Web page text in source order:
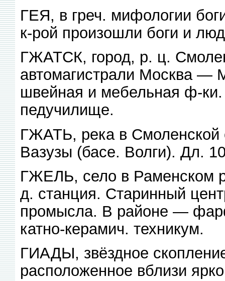
ГЕЯ, в греч. мифологии
к-рой произошли боги и
ГЖАТСК, город, р. ц.
автомагистрали Москва —
швейная и мебельная ф-
педучилище.
ГЖАТЬ, река в
Вазузы (басе. Волги). Дл.
ГЖЕЛЬ, село в Раменском
д. станция. Старинный
промысла. В районе —
катно-керамич. техникум.
ГИАДЫ, звёздное
расположенное вблизи